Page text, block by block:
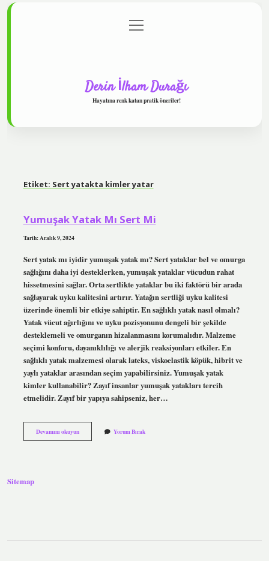
Gizlilik Politikası
menüyü
aç
Derin İlham Durağı
Hayatına renk katan pratik öneriler!
Etiket: Sert yatakta kimler yatar
Yumuşak Yatak Mı Sert Mi
Tarih: Aralık 9, 2024
Sert yatak mı iyidir yumuşak yatak mı? Sert yataklar bel ve omurga
sağlığını daha iyi desteklerken, yumuşak yataklar vücudun rahat
hissetmesini sağlar. Orta sertlikte yataklar bu iki faktörü bir arada
sağlayarak uyku kalitesini artırır. Yatağın sertliği uyku kalitesi
üzerinde önemli bir etkiye sahiptir. En sağlıklı yatak nasıl olmalı?
Yatak vücut ağırlığını ve uyku pozisyonunu dengeli bir şekilde
desteklemeli ve omurganın hizalanmasını korumalıdır. Malzeme
seçimi konforu, dayanıklılığı ve alerjik reaksiyonları etkiler. En
sağlıklı yatak malzemesi olarak lateks, viskoelastik köpük, hibrit ve
yaylı yataklar arasından seçim yapabilirsiniz. Yumuşak yatak
kimler kullanabilir? Zayıf insanlar yumuşak yatakları tercih
etmelidir. Zayıf bir yapıya sahipseniz, her…
Devamını okuyunYumuşak
Yatak
Yorum Bırak
Sitemap